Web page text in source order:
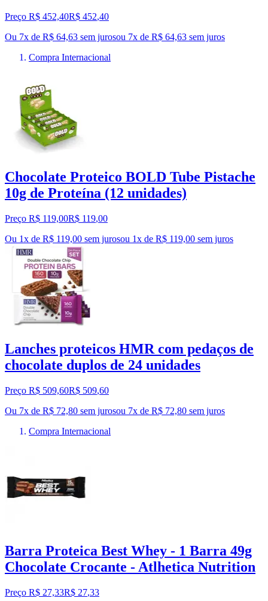
Preço R$ 452,40R$ 452,40
Ou 7x de R$ 64,63 sem jurosou 7x de R$ 64,63 sem juros
Compra Internacional
Chocolate Proteico BOLD Tube Pistache
10g de Proteína (12 unidades)
Preço R$ 119,00R$ 119,00
Ou 1x de R$ 119,00 sem jurosou 1x de R$ 119,00 sem juros
Lanches proteicos HMR com pedaços de
chocolate duplos de 24 unidades
Preço R$ 509,60R$ 509,60
Ou 7x de R$ 72,80 sem jurosou 7x de R$ 72,80 sem juros
Compra Internacional
Barra Proteica Best Whey - 1 Barra 49g
Chocolate Crocante - Atlhetica Nutrition
Preço R$ 27,33R$ 27,33